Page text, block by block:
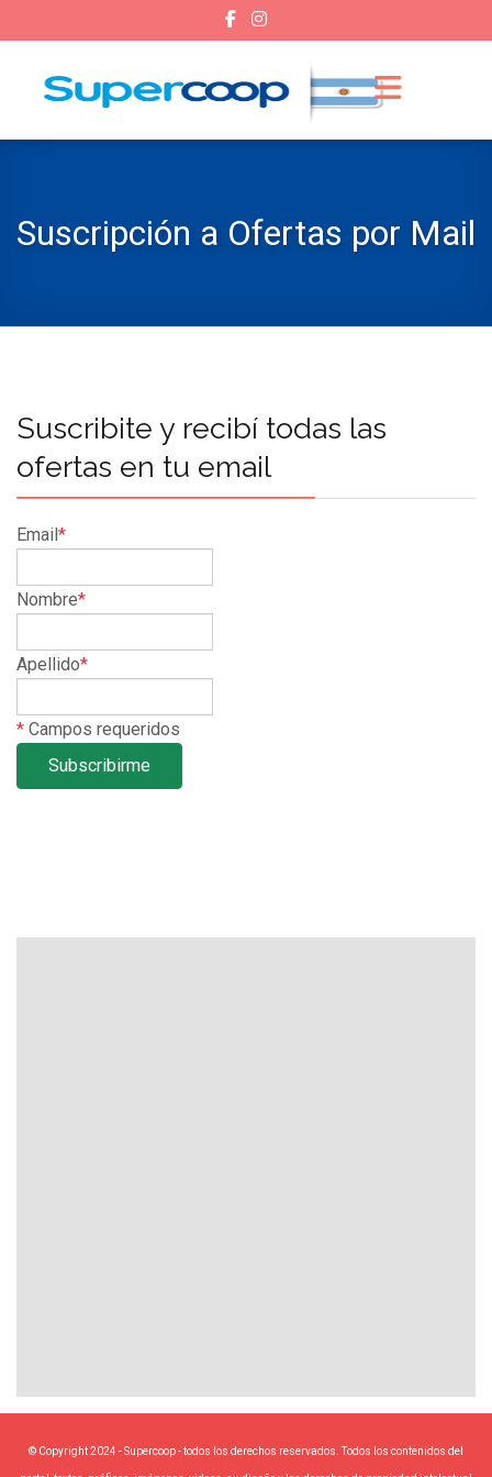
Suscripción a Ofertas por Mail
Suscribite y recibí todas las
ofertas en tu email
Email*
Nombre*
Apellido*
* Campos requeridos
Subscribirme
© Copyright 2024 - Supercoop - todos los derechos reservados. Todos los contenidos del